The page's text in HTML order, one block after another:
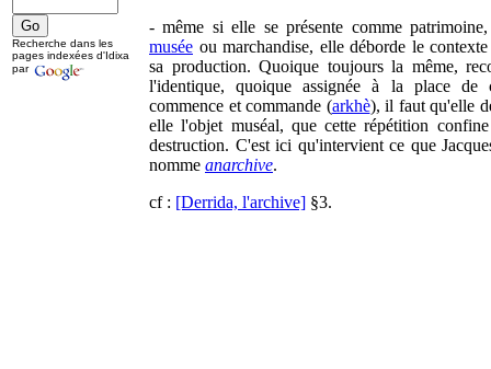
- même si elle se présente comme
musée ou marchandise, elle déborde le
sa production. Quoique toujours la même,
l'identique, quoique assignée à la place de
commence et commande (arkhè), il faut qu'elle
elle l'objet muséal, que cette répétition
destruction. C'est ici qu'intervient ce que
nomme anarchive.
cf : [Derrida, l'archive] §3.
Recherche dans les
pages indexées d'Idixa
par